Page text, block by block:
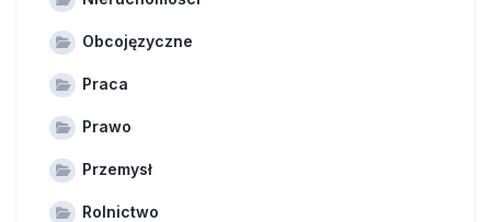
Obcojęzyczne
Praca
Prawo
Przemysł
Rolnictwo